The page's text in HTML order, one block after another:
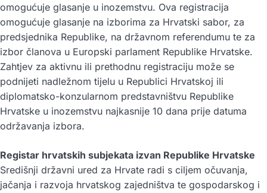
omogućuje glasanje u inozemstvu. Ova registracija
omogućuje glasanje na izborima za Hrvatski sabor, za
predsjednika Republike, na državnom referendumu te za
izbor članova u Europski parlament Republike Hrvatske.
Zahtjev za aktivnu ili prethodnu registraciju može se
podnijeti nadležnom tijelu u Republici Hrvatskoj ili
diplomatsko-konzularnom predstavništvu Republike
Hrvatske u inozemstvu najkasnije 10 dana prije datuma
održavanja izbora.
Registar hrvatskih subjekata izvan Republike Hrvatske
Središnji državni ured za Hrvate radi s ciljem očuvanja,
jačanja i razvoja hrvatskog zajedništva te gospodarskog i